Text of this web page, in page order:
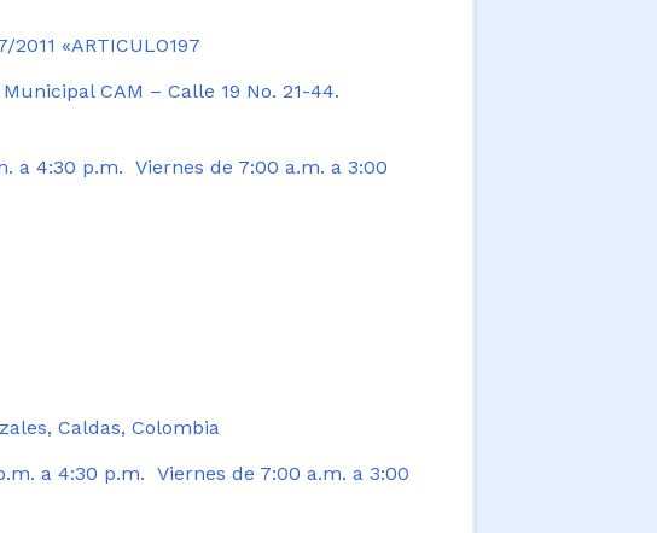
«ARTICULO197
CAM – Calle 19 No. 21-44.
a 4:30 p.m. Viernes de 7:00 a.m. a 3:00
Caldas, Colombia
a 4:30 p.m. Viernes de 7:00 a.m. a 3:00